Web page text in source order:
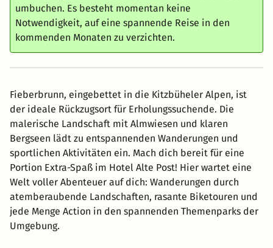
umbuchen. Es besteht momentan keine
Notwendigkeit, auf eine spannende Reise in den
kommenden Monaten zu verzichten.
Fieberbrunn, eingebettet in die Kitzbüheler Alpen, ist
der ideale Rückzugsort für Erholungssuchende. Die
malerische Landschaft mit Almwiesen und klaren
Bergseen lädt zu entspannenden Wanderungen und
sportlichen Aktivitäten ein. Mach dich bereit für eine
Portion Extra-Spaß im Hotel Alte Post! Hier wartet eine
Welt voller Abenteuer auf dich: Wanderungen durch
atemberaubende Landschaften, rasante Biketouren und
jede Menge Action in den spannenden Themenparks der
Umgebung. ​